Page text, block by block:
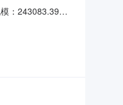
：243083.39平